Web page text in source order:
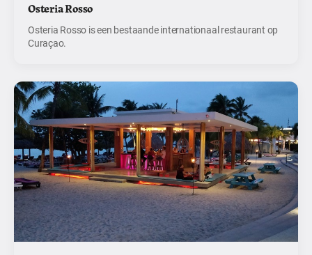
Osteria Rosso
Osteria Rosso is een bestaande internationaal restaurant op
Curaçao.